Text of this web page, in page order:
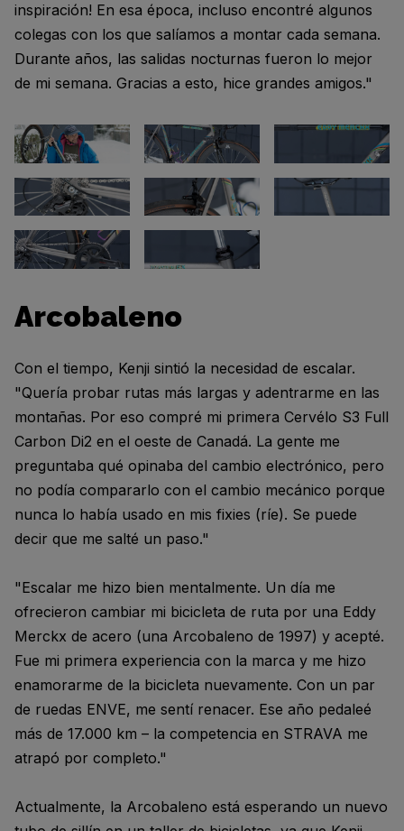
inspiración! En esa época, incluso encontré algunos
colegas con los que salíamos a montar cada semana.
Durante años, las salidas nocturnas fueron lo mejor
de mi semana. Gracias a esto, hice grandes amigos."
Arcobaleno
Con el tiempo, Kenji sintió la necesidad de escalar.
"Quería probar rutas más largas y adentrarme en las
montañas. Por eso compré mi primera Cervélo S3 Full
Carbon Di2 en el oeste de Canadá. La gente me
preguntaba qué opinaba del cambio electrónico, pero
no podía compararlo con el cambio mecánico porque
nunca lo había usado en mis fixies (ríe). Se puede
decir que me salté un paso."
"Escalar me hizo bien mentalmente. Un día me
ofrecieron cambiar mi bicicleta de ruta por una Eddy
Merckx de acero (una Arcobaleno de 1997) y acepté.
Fue mi primera experiencia con la marca y me hizo
enamorarme de la bicicleta nuevamente. Con un par
de ruedas ENVE, me sentí renacer. Ese año pedaleé
más de 17.000 km – la competencia en STRAVA me
atrapó por completo."
Actualmente, la Arcobaleno está esperando un nuevo